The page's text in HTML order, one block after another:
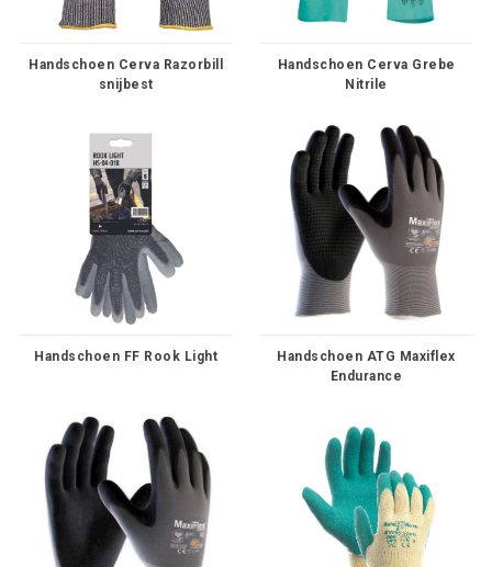
Handschoen Cerva Razorbill
snijbest
Handschoen Cerva Grebe
Nitrile
Handschoen FF Rook Light
Handschoen ATG Maxiflex
Endurance